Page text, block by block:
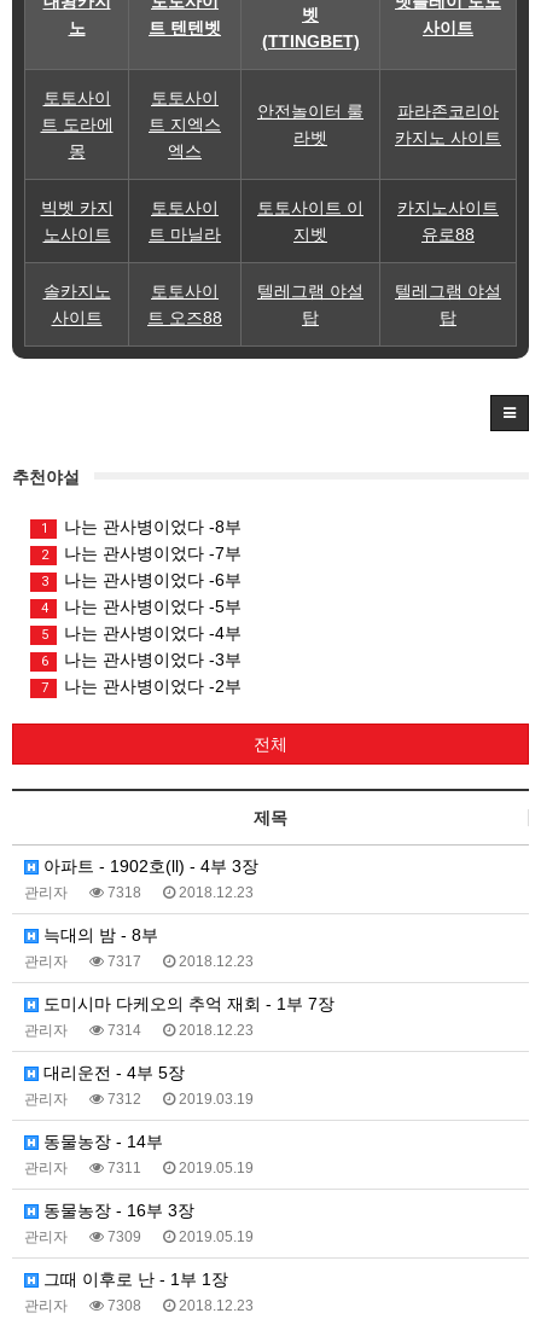
노
트 텐텐벳
벳
(TTINGBET)
사이트
토토사이
트 도라에
몽
토토사이
트 지엑스
엑스
안전놀이터 룰
라벳
파라존코리아
카지노 사이트
빅벳 카지
노사이트
토토사이
트 마닐라
토토사이트 이
지벳
카지노사이트
유로88
솔카지노
사이트
토토사이
트 오즈88
텔레그램 야설
탑
텔레그램 야설
탑
추천야설
1 나는 관사병이었다 -8부
2 나는 관사병이었다 -7부
3 나는 관사병이었다 -6부
4 나는 관사병이었다 -5부
5 나는 관사병이었다 -4부
6 나는 관사병이었다 -3부
7 나는 관사병이었다 -2부
전체
제목
아파트 - 1902호(ll) - 4부 3장
관리자 7318 2018.12.23
늑대의 밤 - 8부
관리자 7317 2018.12.23
도미시마 다케오의 추억 재회 - 1부 7장
관리자 7314 2018.12.23
대리운전 - 4부 5장
관리자 7312 2019.03.19
동물농장 - 14부
관리자 7311 2019.05.19
동물농장 - 16부 3장
관리자 7309 2019.05.19
그때 이후로 난 - 1부 1장
관리자 7308 2018.12.23